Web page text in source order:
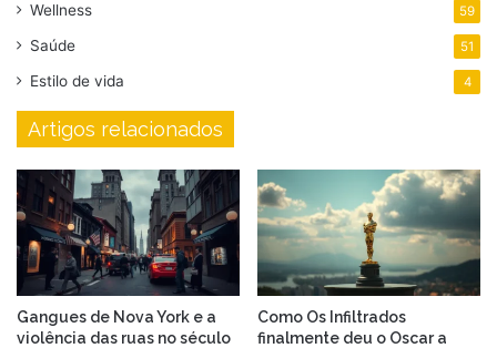
Wellness 59
Saúde 51
Estilo de vida 4
Artigos relacionados
Gangues de Nova York e a
violência das ruas no século
Como Os Infiltrados
finalmente deu o Oscar a